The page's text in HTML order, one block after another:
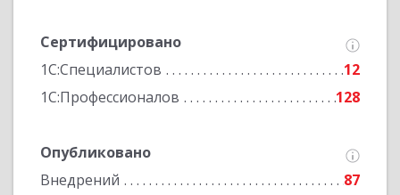
Сертифицировано
1С:Специалистов
12
1С:Профессионалов
128
Опубликовано
Внедрений
87